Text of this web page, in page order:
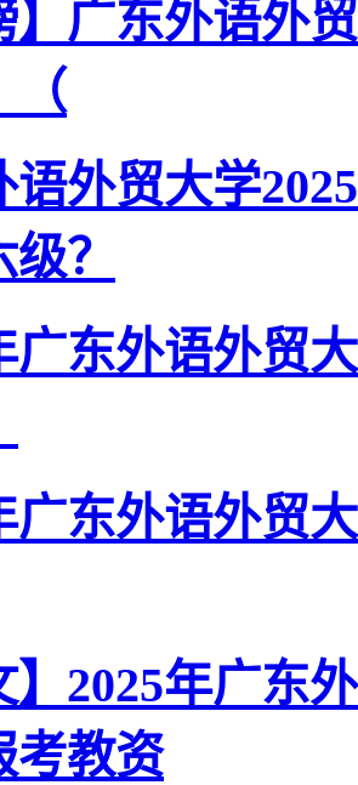
】广东外语外
（
语外贸大学
？
广东外语外贸
广东外语外贸
】2025年广东
考教资